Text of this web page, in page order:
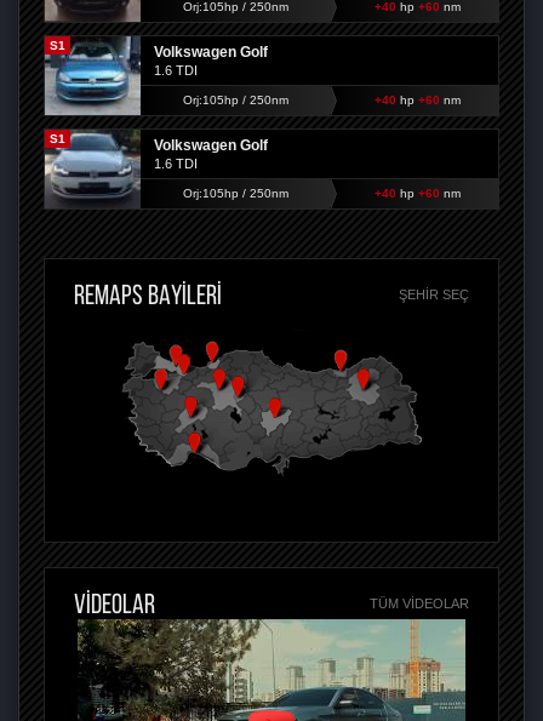
Orj:105hp / 250nm +40 hp +60 nm
S1 Volkswagen Golf
1.6 TDI
Orj:105hp / 250nm +40 hp +60 nm
S1 Volkswagen Golf
1.6 TDI
Orj:105hp / 250nm +40 hp +60 nm
REMAPS BAYİLERİ ŞEHIR SEÇ
VİDEOLAR TÜM VIDEOLAR